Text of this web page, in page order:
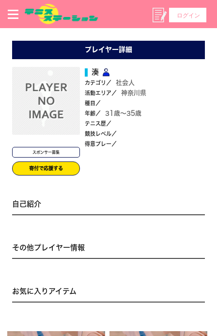
ログイン
プレイヤー詳細
スポンサー募集
寄付で応援する
湊
カテゴリ／ 社会人
活動エリア／ 神奈川県
種目／
年齢／
31歳〜35歳
テニス歴／
競技レベル／
得意プレー／
自己紹介
その他プレイヤー情報
お気に入りアイテム